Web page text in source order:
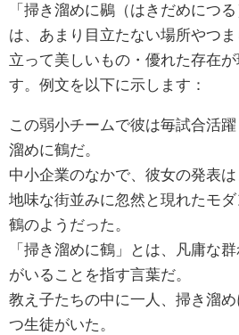
「掃き溜めに鶍（はきだめにつ
は、あまり目立たない場所やつ
立って美しいもの・優れた存在
す。例文を以下に示します：
この弱小チームで彼は毎試合活
溜めに鶴だ。
中小企業のなかで、彼女の発表は
地味な街並みに忽然と現れたモ
鶴のようだった。
「掃き溜めに鶴」とは、凡庸な
がいることを指す言葉だ。
教え子たちの中に一人、掃き溜
つ生徒がいた。